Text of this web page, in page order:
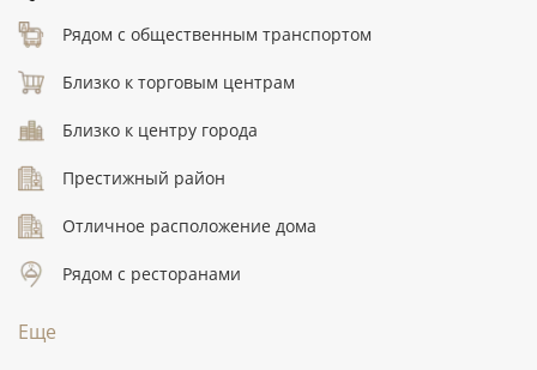
Рядом с общественным транспортом
Близко к торговым центрам
Близко к центру города
Престижный район
Отличное расположение дома
Рядом с ресторанами
Еще